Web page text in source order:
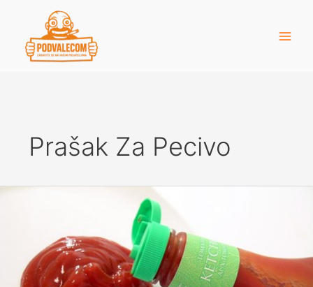
content
Prašak Za Pecivo